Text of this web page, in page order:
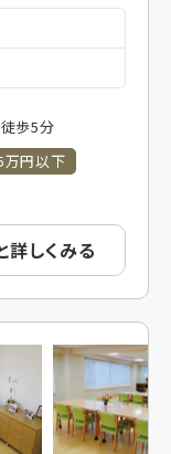
歩5分
万円以下
詳しくみる